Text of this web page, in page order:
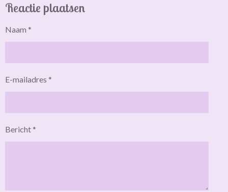
Reactie plaatsen
Naam *
E-mailadres *
Bericht *